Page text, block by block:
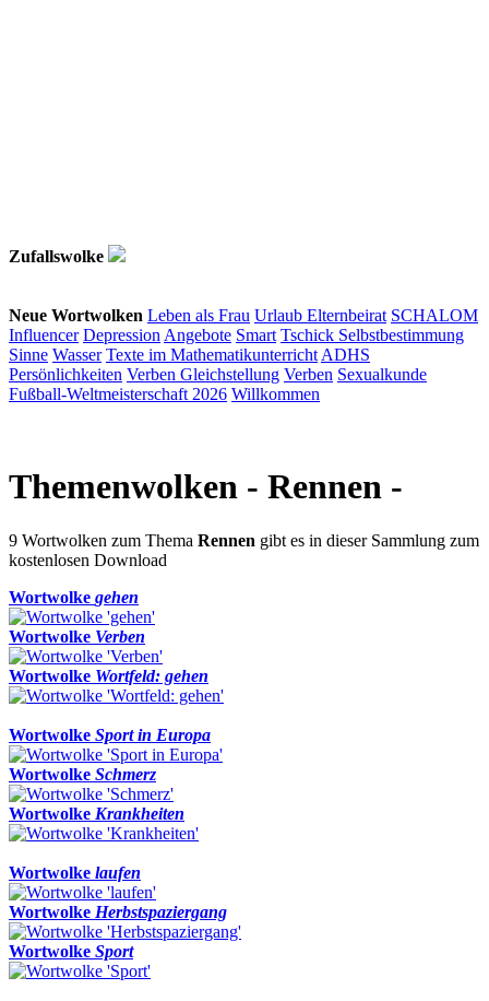
Zufallswolke
Neue Wortwolken Leben als Frau Urlaub Elternbeirat SCHALOM
Influencer Depression Angebote Smart Tschick Selbstbestimmung
Sinne Wasser Texte im Mathematikunterricht ADHS
Persönlichkeiten Verben Gleichstellung Verben Sexualkunde
Fußball-Weltmeisterschaft 2026 Willkommen
Themenwolken - Rennen -
9 Wortwolken zum Thema Rennen gibt es in dieser Sammlung zum
kostenlosen Download
Wortwolke gehen
Wortwolke Verben
Wortwolke Wortfeld: gehen
Wortwolke Sport in Europa
Wortwolke Schmerz
Wortwolke Krankheiten
Wortwolke laufen
Wortwolke Herbstspaziergang
Wortwolke Sport